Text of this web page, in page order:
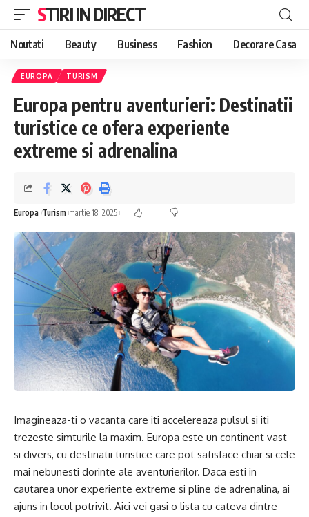
STIRI IN DIRECT
Noutati Beauty Business Fashion Decorare Casa
EUROPA TURISM
Europa pentru aventurieri: Destinatii
turistice ce ofera experiente
extreme si adrenalina
Europa Turism martie 18, 2025
Imagineaza-ti o vacanta care iti accelereaza pulsul si iti
trezeste simturile la maxim. Europa este un continent vast
si divers, cu destinatii turistice care pot satisface chiar si cele
mai nebunesti dorinte ale aventurierilor. Daca esti in
cautarea unor experiente extreme si pline de adrenalina, ai
ajuns in locul potrivit. Aici vei gasi o lista cu cateva dintre